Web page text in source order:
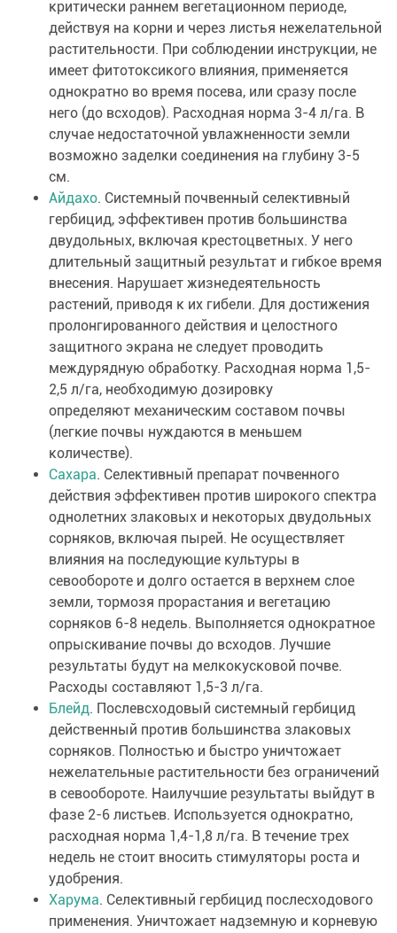
критически раннем вегетационном периоде,
действуя на корни и через листья нежелательной
растительности. При соблюдении инструкции, не
имеет фитотоксикого влияния, применяется
однократно во время посева, или сразу после
него (до всходов). Расходная норма 3-4 л/га. В
случае недостаточной увлажненности земли
возможно заделки соединения на глубину 3-5
см.
Айдахо. Системный почвенный селективный
гербицид, эффективен против большинства
двудольных, включая крестоцветных. У него
длительный защитный результат и гибкое время
внесения. Нарушает жизнедеятельность
растений, приводя к их гибели. Для достижения
пролонгированного действия и целостного
защитного экрана не следует проводить
междурядную обработку. Расходная норма 1,5-
2,5 л/га, необходимую дозировку
определяют механическим составом почвы
(легкие почвы нуждаются в меньшем
количестве).
Сахара. Селективный препарат почвенного
действия эффективен против широкого спектра
однолетних злаковых и некоторых двудольных
сорняков, включая пырей. Не осуществляет
влияния на последующие культуры в
севообороте и долго остается в верхнем слое
земли, тормозя прорастания и вегетацию
сорняков 6-8 недель. Выполняется однократное
опрыскивание почвы до всходов. Лучшие
результаты будут на мелкокусковой почве.
Расходы составляют 1,5-3 л/га.
Блейд. Послевсходовый системный гербицид
действенный против большинства злаковых
сорняков. Полностью и быстро уничтожает
нежелательные растительности без ограничений
в севообороте. Наилучшие результаты выйдут в
фазе 2-6 листьев. Используется однократно,
расходная норма 1,4-1,8 л/га. В течение трех
недель не стоит вносить стимуляторы роста и
удобрения.
Харума. Селективный гербицид послесходового
применения. Уничтожает надземную и корневую